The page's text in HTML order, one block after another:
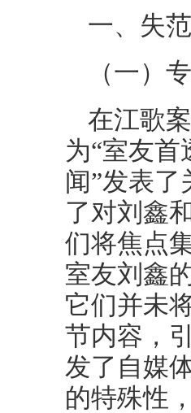
一、失
（一）
在江歌
为“室友首
闻”发表
了对刘鑫
们将焦点
室友刘鑫
它们并未
节内容，
发了自媒
的特殊性